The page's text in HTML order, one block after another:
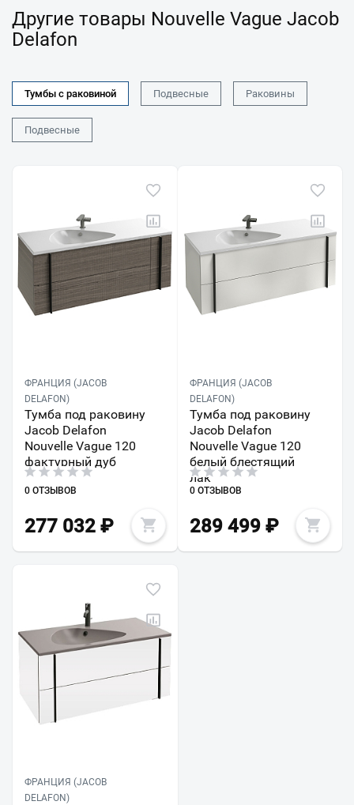
Другие товары Nouvelle Vague Jacob
Delafon
Тумбы с раковиной Подвесные Раковины
Подвесные
ФРАНЦИЯ (JACOB
DELAFON)
Тумба под раковину
Jacob Delafon
Nouvelle Vague 120
фактурный дуб
0 ОТЗЫВОВ
277 032 ₽
ФРАНЦИЯ (JACOB
DELAFON)
Тумба под раковину
Jacob Delafon
Nouvelle Vague 120
белый блестящий
лак
0 ОТЗЫВОВ
289 499₽
ФРАНЦИЯ (JACOB
DELAFON)